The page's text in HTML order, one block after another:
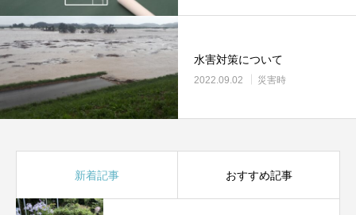
水害対策について
2022.09.02 災害時
新着記事 おすすめ記事